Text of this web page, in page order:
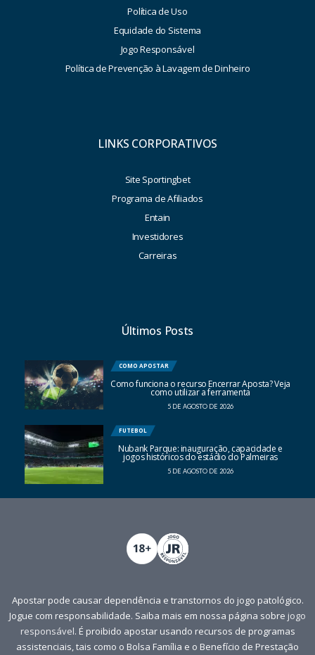
Política de Uso
Equidade do Sistema
Jogo Responsável
Política de Prevenção à Lavagem de Dinheiro
LINKS CORPORATIVOS
Site Sportingbet
Programa de Afiliados
Entain
Investidores
Carreiras
Últimos Posts
COMO APOSTAR
Como funciona o recurso Encerrar Aposta? Veja
como utilizar a ferramenta
5 DE AGOSTO DE 2026
FUTEBOL
Nubank Parque: inauguração, capacidade e
jogos históricos do estádio do Palmeiras
5 DE AGOSTO DE 2026
Apostar pode causar dependência e transtornos do jogo patológico.
Jogue com responsabilidade. Saiba mais em nossa página sobre jogo
responsável. É proibido apostar usando recursos de programas
assistenciais, tais como o Bolsa Família e o Benefício de Prestação